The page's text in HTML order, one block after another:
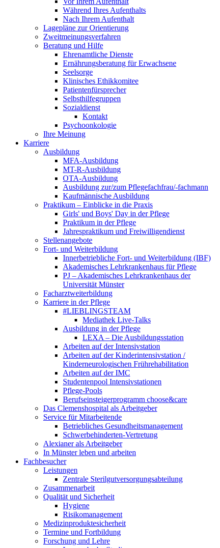
Während Ihres Aufenthalts
Nach Ihrem Aufenthalt
Lagepläne zur Orientierung
Zweitmeinungsverfahren
Beratung und Hilfe
Ehrenamtliche Dienste
Ernährungsberatung für Erwachsene
Seelsorge
Klinisches Ethikkomitee
Patientenfürsprecher
Selbsthilfegruppen
Sozialdienst
Kontakt
Psychoonkologie
Ihre Meinung
Karriere
Ausbildung
MFA-Ausbildung
MT-R-Ausbildung
OTA-Ausbildung
Ausbildung zur/zum Pflegefachfrau/-fachmann
Kaufmännische Ausbildung
Praktikum – Einblicke in die Praxis
Girls' und Boys' Day in der Pflege
Praktikum in der Pflege
Jahrespraktikum und Freiwilligendienst
Stellenangebote
Fort- und Weiterbildung
Innerbetriebliche Fort- und Weiterbildung (IBF)
Akademisches Lehrkrankenhaus für Pflege
PJ – Akademisches Lehrkrankenhaus der
Universität Münster
Facharztweiterbildung
Karriere in der Pflege
#LIEBLINGSTEAM
Mediathek Live-Talks
Ausbildung in der Pflege
LEXA – Die Ausbildungsstation
Arbeiten auf der Intensivstation
Arbeiten auf der Kinderintensivstation /
Kinderneurologischen Frührehabilitation
Arbeiten auf der IMC
Studentenpool Intensivstationen
Pflege-Pools
Berufseinsteigerprogramm choose&care
Das Clemenshospital als Arbeitgeber
Service für Mitarbeitende
Betriebliches Gesundheitsmanagement
Schwerbehinderten-Vertretung
Alexianer als Arbeitgeber
In Münster leben und arbeiten
Fachbesucher
Leistungen
Zentrale Sterilgutversorgungsabteilung
Zusammenarbeit
Qualität und Sicherheit
Hygiene
Risikomanagement
Medizinproduktesicherheit
Termine und Fortbildung
Forschung und Lehre